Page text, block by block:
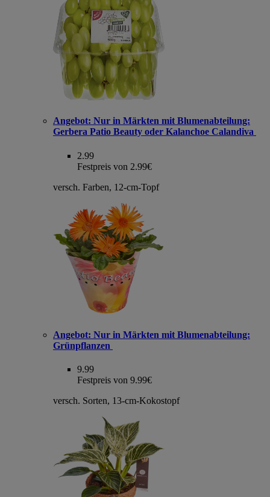
Angebot: Nur in Märkten mit Blumenabteilung:
Gerbera Patio Beauty oder Kalanchoe Calandiva
2.99
Festpreis von 2.99€
versch. Farben, 12-cm-Topf
Angebot: Nur in Märkten mit Blumenabteilung:
Grünpflanzen
9.99
Festpreis von 9.99€
versch. Sorten, 13-cm-Kokostopf